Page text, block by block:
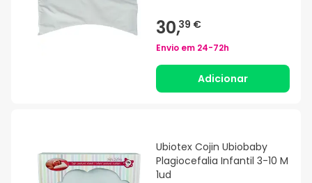
30,39 €
Envio em 24-72h
Adicionar
Ubiotex Cojin Ubiobaby
Plagiocefalia Infantil 3-10 M
1ud